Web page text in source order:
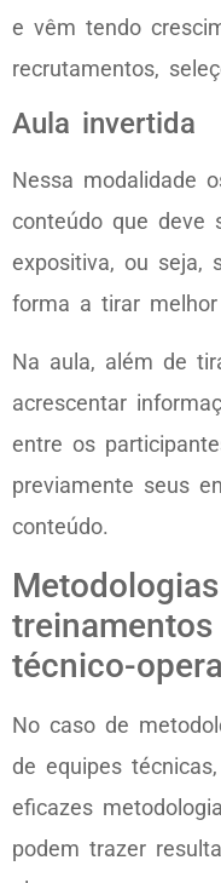
e vêm tendo
recrutamentos,
Aula invertida
Nessa modalidade
conteúdo que deve
expositiva, ou seja,
forma a tirar
Na aula, além de
acrescentar
entre os
previamente seus
conteúdo.
técnico-
No caso de
de equipes
eficazes
podem trazer